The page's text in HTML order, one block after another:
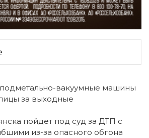
вакуумные машины
за выходные
пойдет под суд за ДТП с
из-за опасного обгона